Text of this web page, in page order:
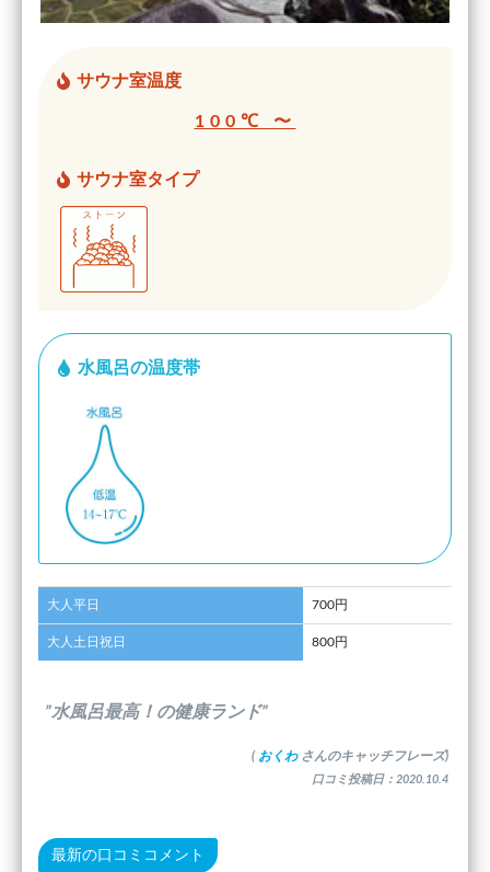
サウナ室温度
100℃ 〜
サウナ室タイプ
水風呂の温度帯
大人平日 700円
大人土日祝日 800円
”水風呂最高！の健康ランド”
( おくわ さんのキャッチフレーズ)
口コミ投稿日：2020.10.4
最新の口コミコメント